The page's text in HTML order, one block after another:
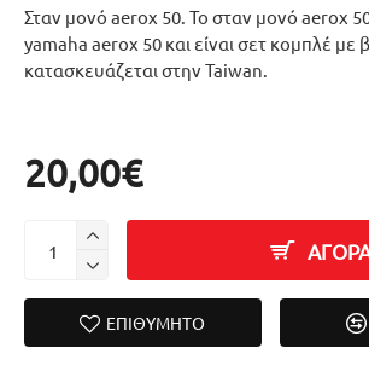
Σταν μονό aerox 50. Το σταν μονό aerox 50
yamaha aerox 50 και είναι σετ κομπλέ με
κατασκευάζεται στην Taiwan.
20,00€
ΕΠΙΘΥΜΗΤΌ